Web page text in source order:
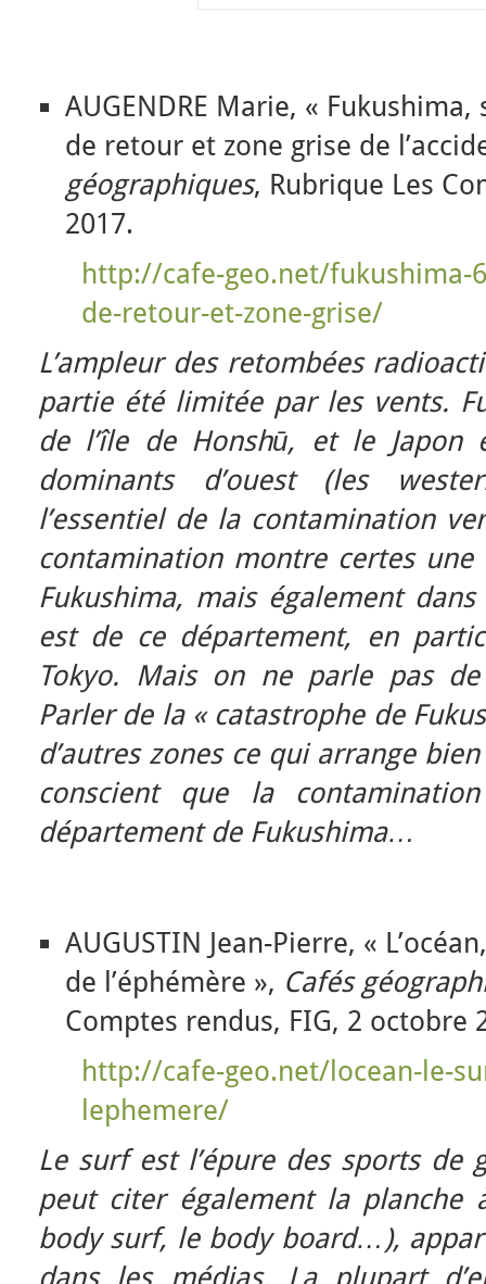
AUGENDRE Marie, «
de retour et zone grise de
géographiques, Rubrique Les
2017.
http://cafe-geo.net/fukushima-
de-retour-et-zone-grise/
L’ampleur des retombées
partie été limitée par les vents.
de l’île de Honshū, et le Japon
dominants d’ouest (les
l’essentiel de la contamination
contamination montre certes
Fukushima, mais également
est de ce département, en
Tokyo. Mais on ne parle pas
Parler de la « catastrophe de
d’autres zones ce qui arrange
conscient que la
département de Fukushima…
AUGUSTIN Jean-Pierre, «
de l’éphémère », Cafés
Comptes rendus, FIG, 2 octobre
http://cafe-geo.net/locean-le-
lephemere/
Le surf est l’épure des sports de
peut citer également la planche
body surf, le body board…),
dans les médias. La plupart